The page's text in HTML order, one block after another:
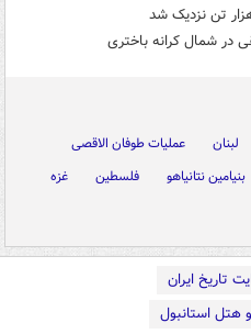
در شمال کرانه باختری
لبنان
عملیات طوفان الاقصی
بنیامین نتانیاهو فلسطین
غزه
تاریخ ایران
هتل استانبول